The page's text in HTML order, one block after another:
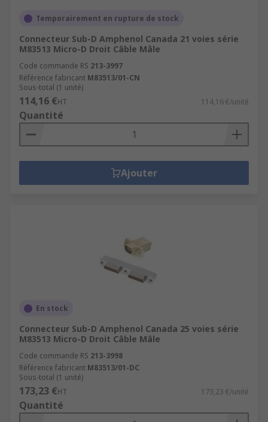
Temporairement en rupture de stock
Connecteur Sub-D Amphenol Canada 21 voies série
M83513 Micro-D Droit Câble Mâle
Code commande RS 213-3997
Référence fabricant M83513/01-CN
Sous-total (1 unité)
114,16 €HT 114,16 €/unité
Quantité
Ajouter
En stock
Connecteur Sub-D Amphenol Canada 25 voies série
M83513 Micro-D Droit Câble Mâle
Code commande RS 213-3998
Référence fabricant M83513/01-DC
Sous-total (1 unité)
173,23 €HT 173,23 €/unité
Quantité